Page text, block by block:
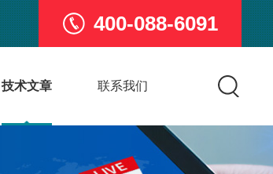
400-088-6091
技术文章 联系我们